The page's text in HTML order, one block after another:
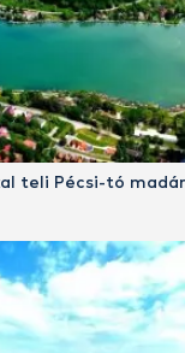
teli Pécsi-tó